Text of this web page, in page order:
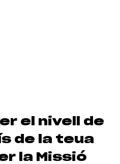
el nivell de
de la teua
la Missió